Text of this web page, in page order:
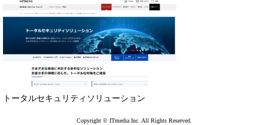
トータルセキュリティソリューション
Copyright © ITmedia Inc. All Rights Reserved.